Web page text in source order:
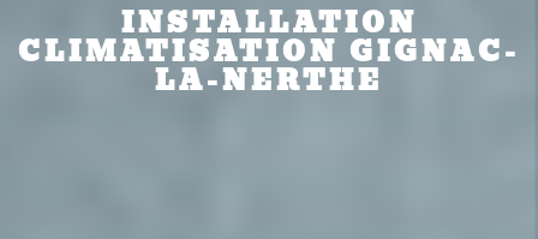
INSTALLATION
CLIMATISATION GIGNAC-
LA-NERTHE